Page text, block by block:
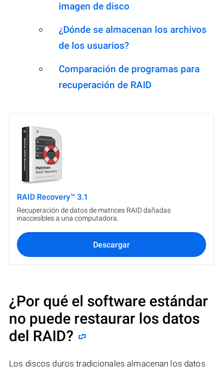
imagen de disco
¿Dónde se almacenan los archivos
de los usuarios?
Comparación de programas para
recuperación de RAID
RAID Recovery™ 3.1
Recuperación de datos de matrices RAID dañadas
inaccesibles a una computadora.
Descargar
¿Por qué el software estándar
no puede restaurar los datos
del RAID?
Los discos duros tradicionales almacenan los datos